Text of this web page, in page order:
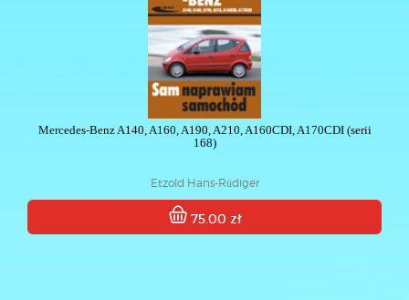
Mercedes-Benz A140, A160, A190, A210, A160CDI, A170CDI (serii
168)
Etzold Hans-Rüdiger
75.00 zł